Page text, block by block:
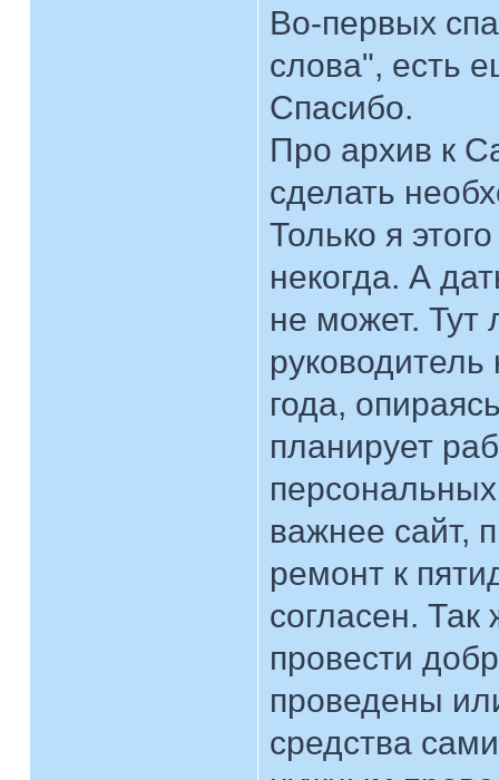
Во-первых
слова", есть
Спасибо.
Про архив к
сделать
Только я
некогда. А
не может.
года,
планирует
важнее сайт,
ремонт к
согласен.
провести
проведены
средства